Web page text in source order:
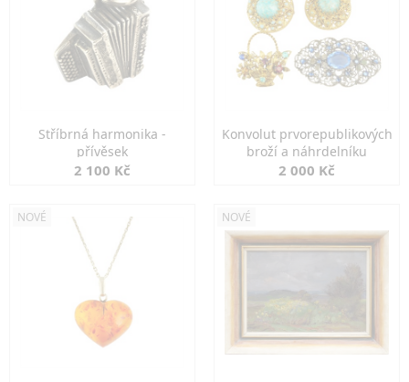
Stříbrná harmonika -
přívěsek
2 100 Kč
Konvolut prvorepublikových
broží a náhrdelníku
2 000 Kč
NOVÉ NOVÉ